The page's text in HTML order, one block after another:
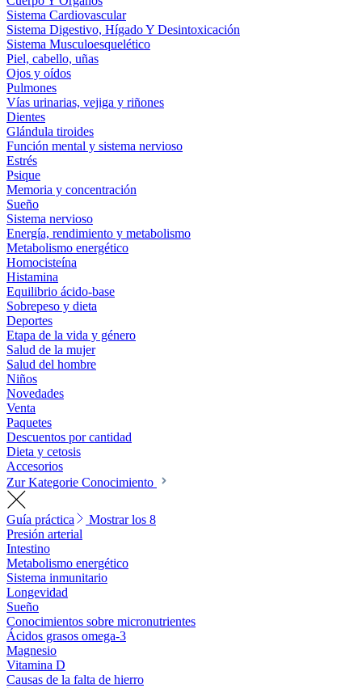
Sistema Cardiovascular
Sistema Digestivo, Hígado Y Desintoxicación
Sistema Musculoesquelético
Piel, cabello, uñas
Ojos y oídos
Pulmones
Vías urinarias, vejiga y riñones
Dientes
Glándula tiroides
Función mental y sistema nervioso
Estrés
Psique
Memoria y concentración
Sueño
Sistema nervioso
Energía, rendimiento y metabolismo
Metabolismo energético
Homocisteína
Histamina
Equilibrio ácido-base
Sobrepeso y dieta
Deportes
Etapa de la vida y género
Salud de la mujer
Salud del hombre
Niños
Novedades
Venta
Paquetes
Descuentos por cantidad
Dieta y cetosis
Accesorios
Zur Kategorie Conocimiento
Guía práctica
Mostrar los 8
Presión arterial
Intestino
Metabolismo energético
Sistema inmunitario
Longevidad
Sueño
Conocimientos sobre micronutrientes
Ácidos grasos omega-3
Magnesio
Vitamina D
Causas de la falta de hierro